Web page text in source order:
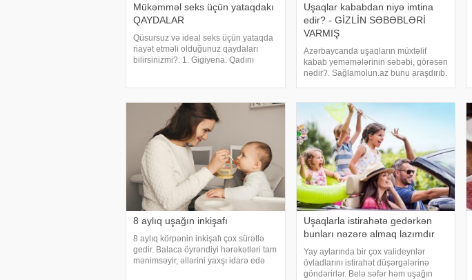
Mükəmməl seks üçün yataqdakı
QAYDALAR
Qüsursuz və ideal seks üçün yataqda
riayət etməli olduğunuz qaydaları
bilirsinizmi?. 1. Gigiyena. Qadını
yerindən iy gəlməsin
Uşaqlar kababdan niyə imtina
edir? - GİZLİN SƏBƏBLƏRİ
VARMIŞ
Azərbaycanda uşaqların müxtəlif
kabab yeməmələrinin səbəbi, görəsən
nədir?. Sağlamolun.az bunu araşdırıb.
bilər:. Dad üstünlükləri: Uşaqlar
müxtəlif dad üstünlüklərin
8 aylıq uşağın inkişafı
8 aylıq körpənin inkişafı çox sürətlə
gedir. Balaca öyrəndiyi hərəkətləri tam
mənimsəyir, əllərini yaxşı idarə edə
Uşaqlarla istirahətə gedərkən
bunları nəzərə almaq lazımdır
Yay aylarında bir çox valideynlər
övladlarını istirahət düşərgələrinə
göndərirlər. Belə səfər həm uşağın